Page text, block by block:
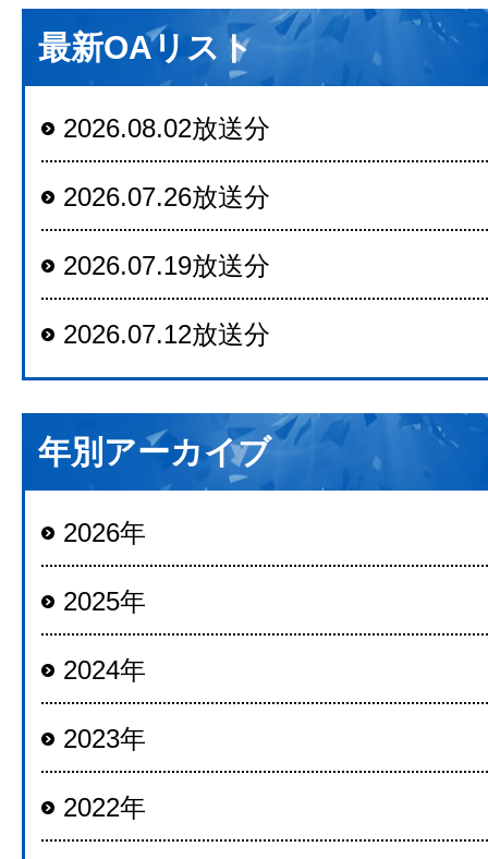
最新OAリスト
2026.08.02放送分
2026.07.26放送分
2026.07.19放送分
2026.07.12放送分
年別アーカイブ
2026年
2025年
2024年
2023年
2022年